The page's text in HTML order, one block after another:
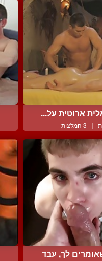
ארוטית על...
| 3 המלצות
לך, עבד